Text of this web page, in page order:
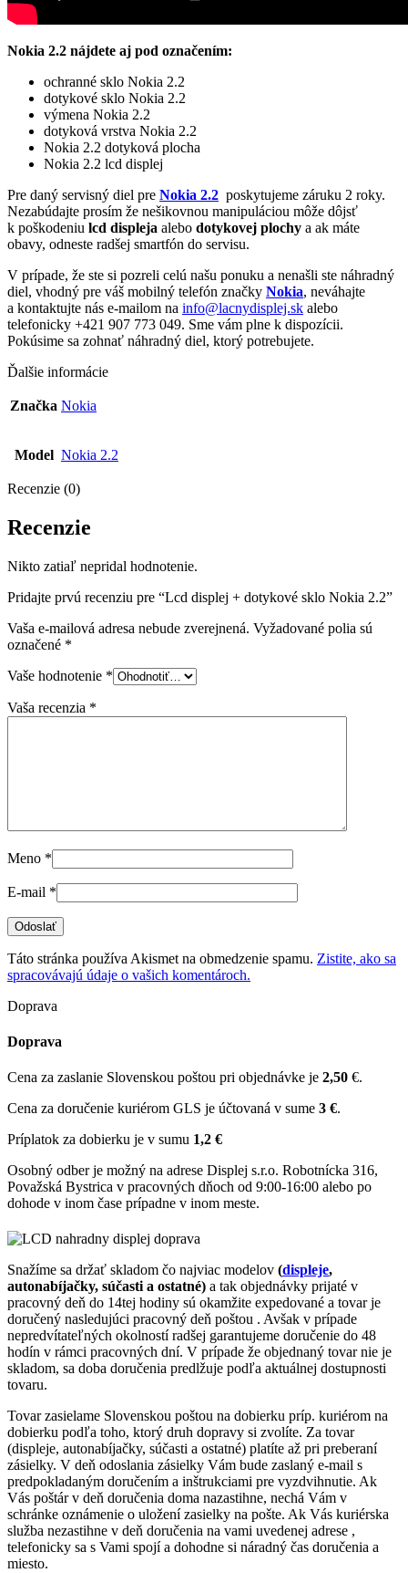
Nokia 2.2 nájdete aj pod označením:
ochranné sklo Nokia 2.2
dotykové sklo Nokia 2.2
výmena Nokia 2.2
dotyková vrstva Nokia 2.2
Nokia 2.2 dotyková plocha
Nokia 2.2 lcd displej
Pre daný servisný diel pre Nokia 2.2 poskytujeme záruku 2 roky.
Nezabúdajte prosím že nešikovnou manipuláciou môže dôjsť
k poškodeniu lcd displeja alebo dotykovej plochy a ak máte
obavy, odneste radšej smartfón do servisu.
V prípade, že ste si pozreli celú našu ponuku a nenašli ste náhradný
diel, vhodný pre váš mobilný telefón značky Nokia, neváhajte
a kontaktujte nás e-mailom na info@lacnydisplej.sk alebo
telefonicky +421 907 773 049. Sme vám plne k dispozícii.
Pokúsime sa zohnať náhradný diel, ktorý potrebujete.
Ďalšie informácie
Značka Nokia
Model Nokia 2.2
Recenzie (0)
Recenzie
Nikto zatiaľ nepridal hodnotenie.
Pridajte prvú recenziu pre “Lcd displej + dotykové sklo Nokia 2.2”
Vaša e-mailová adresa nebude zverejnená. Vyžadované polia sú
označené *
Vaše hodnotenie *
Vaša recenzia *
Meno *
E-mail *
Táto stránka používa Akismet na obmedzenie spamu. Zistite, ako sa
spracovávajú údaje o vašich komentároch.
Doprava
Doprava
Cena za zaslanie Slovenskou poštou pri objednávke je 2,50 €.
Cena za doručenie kuriérom GLS je účtovaná v sume 3 €.
Príplatok za dobierku je v sumu 1,2 €
Osobný odber je možný na adrese Displej s.r.o. Robotnícka 316,
Považská Bystrica v pracovných dňoch od 9:00-16:00 alebo po
dohode v inom čase prípadne v inom meste.
Snažíme sa držať skladom čo najviac modelov (displeje,
autonabíjačky, súčasti a ostatné) a tak objednávky prijaté v
pracovný deň do 14tej hodiny sú okamžite expedované a tovar je
doručený nasledujúci pracovný deň poštou . Avšak v prípade
nepredvítateľných okolností radšej garantujeme doručenie do 48
hodín v rámci pracovných dní. V prípade že objednaný tovar nie je
skladom, sa doba doručenia predlžuje podľa aktuálnej dostupnosti
tovaru.
Tovar zasielame Slovenskou poštou na dobierku príp. kuriérom na
dobierku podľa toho, ktorý druh dopravy si zvolíte. Za tovar
(displeje, autonabíjačky, súčasti a ostatné) platíte až pri preberaní
zásielky. V deň odoslania zásielky Vám bude zaslaný e-mail s
predpokladaným doručením a inštrukciami pre vyzdvihnutie. Ak
Vás poštár v deň doručenia doma nazastihne, nechá Vám v
schránke oznámenie o uložení zasielky na pošte. Ak Vás kuriérska
služba nezastihne v deň doručenia na vami uvedenej adrese ,
telefonicky sa s Vami spojí a dohodne si náradný čas doručenia a
miesto.